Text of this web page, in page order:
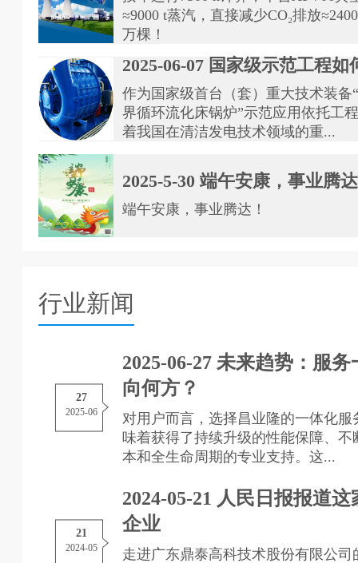
≈9000 t蒸汽，直接减少CO₂排放
万棵！
2025-06-07 国家级示范工程如
作为国家级首台（套）重大技术装备
界循环流化床锅炉”示范应用依托工
着我国在清洁发电技术领域的重...
2025-5-30 端午安康，事业腾
端午安康，事业腾达！
行业新闻
27
2025-06
2025-06-27 未来趋势：服
向何方？
对用户而言，选择昌业隆的一体化服
味着获得了持续升级的性能保障、不
本和全生命周期的专业支持。这...
21
2024-05
2024-05-21 人民日报报道
企业
走进广东鼎泰高科技术股份有限公司